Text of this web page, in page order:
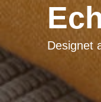
Designet